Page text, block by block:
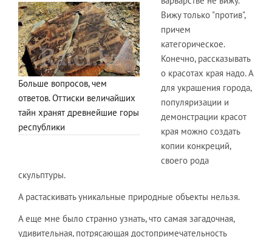
Больше вопросов, чем
ответов. Оттиски величайших
тайн хранят древнейшие горы
республики
Вижу только "против",
причем
категорическое.
Конечно, рассказывать
о красотах края надо. А
для украшения города,
популяризации и
демонстрации красот
края можно создать
копии конкреций,
своего рода
скульптуры.
А растаскивать уникальные природные объекты нельзя.
А еще мне было странно узнать, что самая загадочная,
удивительная, потрясающая достопримечательность